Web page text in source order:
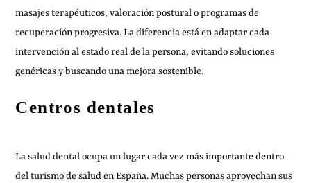
masajes terapéuticos, valoración postural o programas de
recuperación progresiva. La diferencia está en adaptar cada
intervención al estado real de la persona, evitando soluciones
genéricas y buscando una mejora sostenible.
Centros dentales
La salud dental ocupa un lugar cada vez más importante dentro
del turismo de salud en España. Muchas personas aprovechan sus